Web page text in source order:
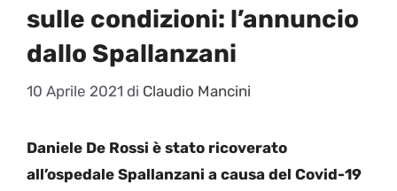
sulle condizioni: l’annuncio
dallo Spallanzani
10 Aprile 2021 di Claudio Mancini
Daniele De Rossi è stato ricoverato
all’ospedale Spallanzani a causa del Covid-19